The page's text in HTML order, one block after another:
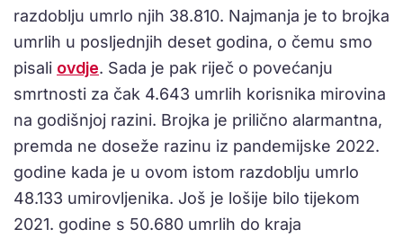
razdoblju umrlo njih 38.810. Najmanja je to brojka
umrlih u posljednjih deset godina, o čemu smo
pisali ovdje. Sada je pak riječ o povećanju
smrtnosti za čak 4.643 umrlih korisnika mirovina
na godišnjoj razini. Brojka je prilično alarmantna,
premda ne doseže razinu iz pandemijske 2022.
godine kada je u ovom istom razdoblju umrlo
48.133 umirovljenika. Još je lošije bilo tijekom
2021. godine s 50.680 umrlih do kraja